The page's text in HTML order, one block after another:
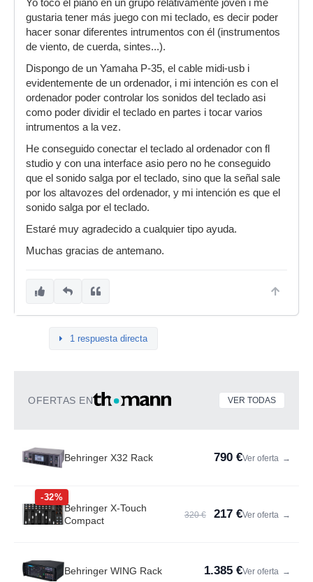
Yo toco el piano en un grupo relativamente joven i me
gustaria tener más juego con mi teclado, es decir poder
hacer sonar diferentes intrumentos con él (instrumentos
de viento, de cuerda, sintes...).
Dispongo de un Yamaha P-35, el cable midi-usb i
evidentemente de un ordenador, i mi intención es con el
ordenador poder controlar los sonidos del teclado asi
como poder dividir el teclado en partes i tocar varios
intrumentos a la vez.
He conseguido conectar el teclado al ordenador con fl
studio y con una interface asio pero no he conseguido
que el sonido salga por el teclado, sino que la señal sale
por los altavozes del ordenador, y mi intención es que el
sonido salga por el teclado.
Estaré muy agradecido a cualquier tipo ayuda.
Muchas gracias de antemano.
1 respuesta directa
OFERTAS EN VER TODAS
Behringer X32 Rack 790 €Ver oferta →
-32%
Behringer X-Touch
Compact
320 € 217 €Ver oferta →
Behringer WING Rack 1.385 €Ver oferta →